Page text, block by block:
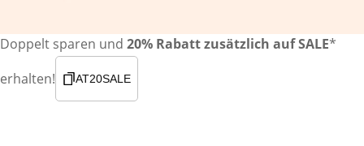
Doppelt sparen und 20% Rabatt zusätzlich auf SALE*
erhalten!
AT20SALE